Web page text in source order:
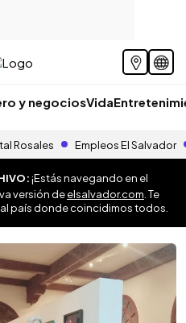
y negociosVida
Rosales Empleos El Salvador
¡Estás navegando en el
versión deelsalvador.com . Te
país donde coincidimos todos.